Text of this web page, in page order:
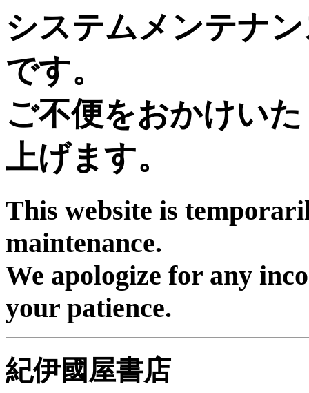
システムメンテナ
です。
ご不便をおかけい
上げます。
This website is
maintenance.
We apologize for any
your patience.
紀伊國屋書店